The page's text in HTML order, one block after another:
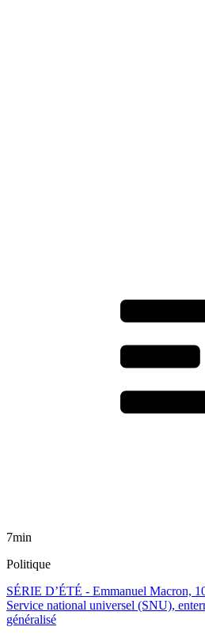
7min
Politique
SÉRIE D’ÉTÉ - Emmanuel Macron,
Service national universel (SNU),
généralisé